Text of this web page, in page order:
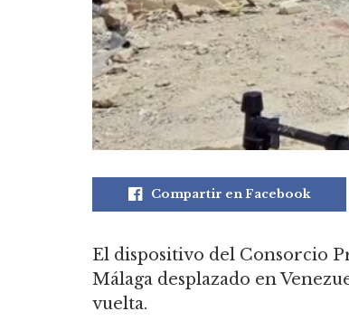
Compartir en Facebook
El dispositivo del Consorcio
Málaga desplazado en
vuelta.